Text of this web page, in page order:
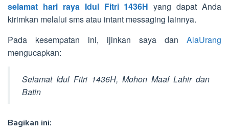
selamat hari raya Idul Fitri 1436H yang dapat Anda
kirimkan melalui sms atau intant messaging lainnya.
Pada kesempatan ini, ijinkan saya dan AlaUrang
mengucapkan:
Selamat Idul Fitri 1436H, Mohon Maaf Lahir dan
Batin
Bagikan ini: